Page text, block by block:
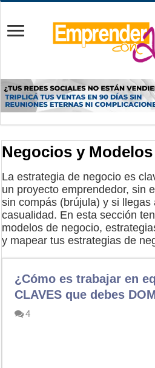
Negocios y Modelos
La estrategia de negocio es
un proyecto emprendedor, sin
sin compás (brújula) y si
casualidad. En esta sección
modelos de negocio,
y mapear tus estrategias de
¿Cómo es trabajar en
CLAVES que debes
4